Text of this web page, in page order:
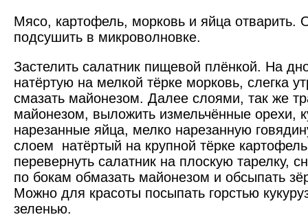
Мясо, картофель, морковь и яйца отварить.
подсушить в микроволновке.
Застелить салатник пищевой плёнкой. На
натёртую на мелкой тёрке морковь, слегка
смазать майонезом. Далее слоями, так же
майонезом, выложить измельчённые орехи,
нарезанные яйца, мелко нарезанную
слоем натёртый на крупной тёрке
перевернуть салатник на плоскую тарелку,
по бокам обмазать майонезом и обсыпать
Можно для красоты посыпать горстью
зеленью.